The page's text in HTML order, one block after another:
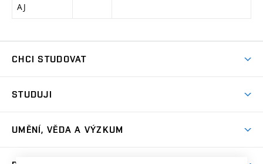
AJ
CHCI STUDOVAT
Přijímačky
Dny otevřených dveří
STUDUJI
Časový plán studia
UMĚNÍ, VĚDA A VÝZKUM